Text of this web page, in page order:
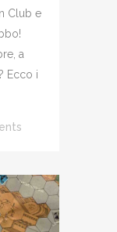
Club e
a
Ecco i